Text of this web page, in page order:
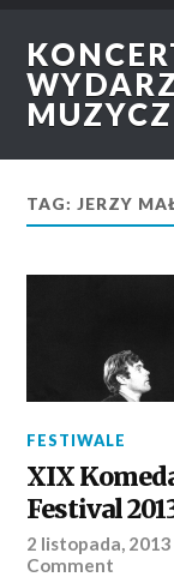
TAG: JERZY
FESTIWALE
XIX
Festival
2 listopada, 2013
Comment